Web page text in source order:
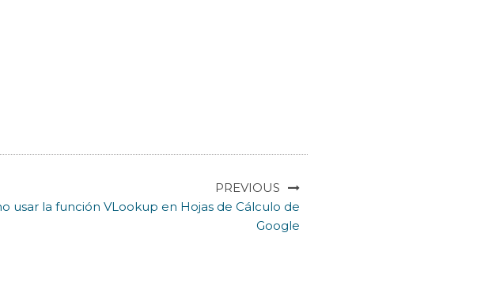
PREVIOUS
usar la función VLookup en Hojas de Cálculo de
Google